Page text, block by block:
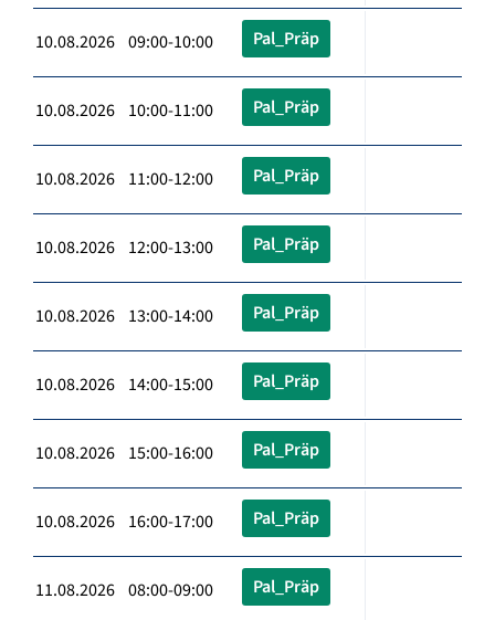
10.08.2026 09:00-10:00 Pal_Präp
10.08.2026 10:00-11:00 Pal_Präp
10.08.2026 11:00-12:00 Pal_Präp
10.08.2026 12:00-13:00 Pal_Präp
10.08.2026 13:00-14:00 Pal_Präp
10.08.2026 14:00-15:00 Pal_Präp
10.08.2026 15:00-16:00 Pal_Präp
10.08.2026 16:00-17:00 Pal_Präp
11.08.2026 08:00-09:00 Pal_Präp